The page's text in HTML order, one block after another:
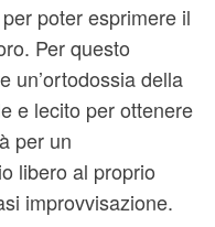
poter esprimere il
Per questo
un’ortodossia della
e lecito per ottenere
per un
libero al proprio
improvvisazione.